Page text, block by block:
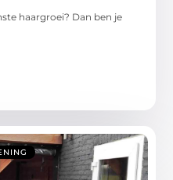
haargroei? Dan ben je